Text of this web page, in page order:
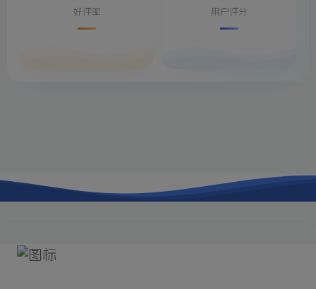
好评率 用户评分